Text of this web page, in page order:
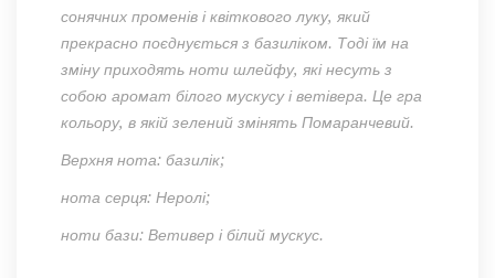
сонячних променів і квіткового луку, який
прекрасно поєднується з базиліком. Тоді їм на
зміну приходять ноти шлейфу, які несуть з
собою аромат білого мускусу і ветівера. Це гра
кольору, в якій зелений змінять Помаранчевий.
Верхня нота: базилік;
нота серця: Неролі;
ноти бази: Ветивер і білий мускус.